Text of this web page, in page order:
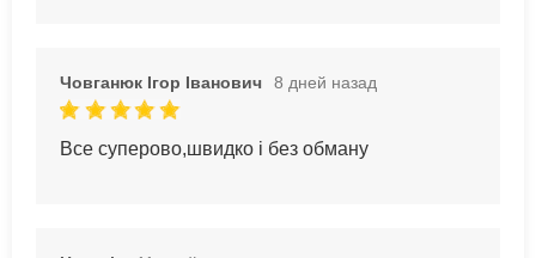
Човганюк Ігор Іванович 8 дней назад
Все суперово,швидко і без обману